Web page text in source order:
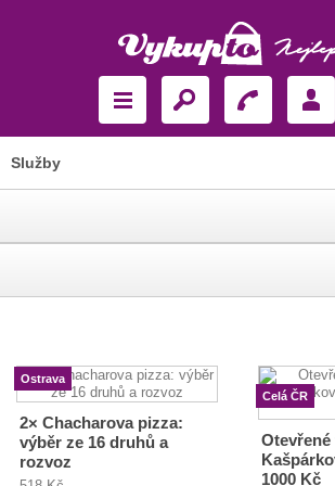
Služby
Ostrava
2× Chacharova pizza:
výběr ze 16 druhů a
rozvoz
Celá ČR
1000 Kč